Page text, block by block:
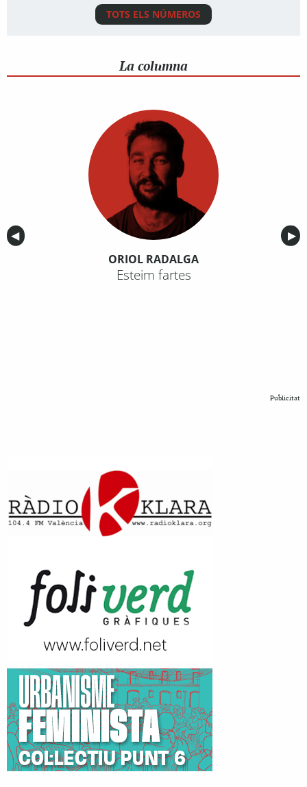
TOTS ELS NÚMEROS
La columna
Anterior
◀︎ ▶︎
ORIOL RADALGA
Esteim fartes
Publicitat